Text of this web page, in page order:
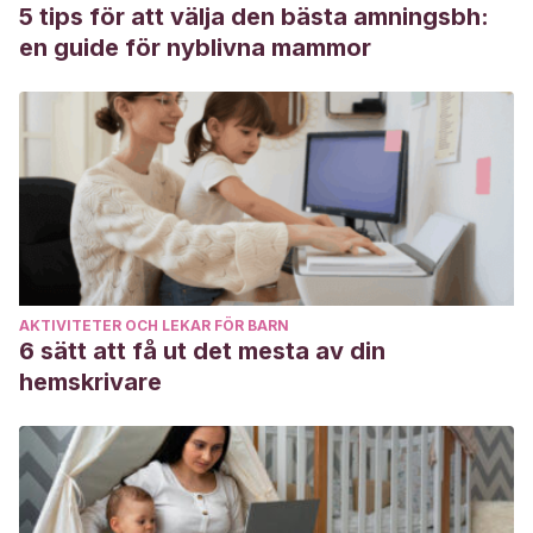
Coso, E. V., & Miret, P.
(2017). Características de las
madres primerizas y de los padres primerizos en la España
del siglo XXI.Reis: Revista española de investigaciones
sociológicas, (160), 115-138.
https://dialnet.unirioja.es/servlet/articulo?codigo=6129308
Cogorno, M. B.(2017). Padres primerizos. In
IX Congreso
Internacional de Investigación y Práctica Profesional en
Psicología XXIV Jornadas de Investigación XIII Encuentro
de Investigadores en Psicología del MERCOSUR
. Facultad
de Psicología-Universidad de Buenos Aires.
5 tips för att välja den bästa amningsbh:
en guide för nyblivna mammor
AKTIVITETER OCH LEKAR FÖR BARN
6 sätt att få ut det mesta av din
hemskrivare